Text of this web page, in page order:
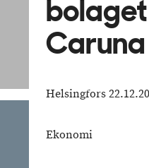
Caruna
Helsingfors
Ekonomi